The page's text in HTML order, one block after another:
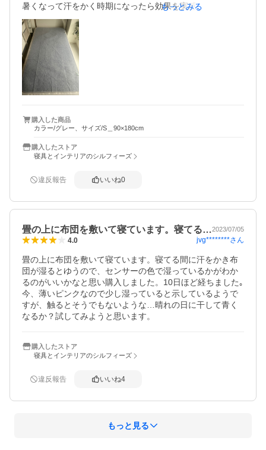
暑くなって汗をかく時期になったら効果を実感できるとい
いな。。
軽くてお洗濯も可能なシートなのは素晴らしいです。
もっとみる
購入した商品
カラー/グレー、サイズ/S＿90×180cm
購入したストア
寝具とインテリアのシルフィーズ
違反報告 いいね0
畳の上に布団を敷いて寝ています。寝てる…2023/07/05
4.0 jvg********さん
畳の上に布団を敷いて寝ています。寝てる間に汗をかき布
団が湿るとゆうので、センサーの色で湿っているかがわか
るのがいいかなと思い購入しました。10日ほど経ちました｡
今、薄いピンクなので少し湿っていると示しているようで
すが、触るとそうでもないような…晴れの日に干して青く
なるか？試してみようと思います。
購入したストア
寝具とインテリアのシルフィーズ
違反報告 いいね4
もっと見る